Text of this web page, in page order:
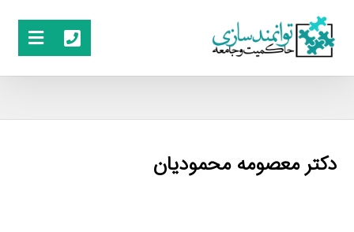
دکتر معصومه محمودیان